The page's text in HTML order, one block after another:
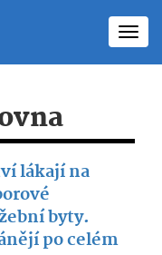
lákají na
byty.
po celém